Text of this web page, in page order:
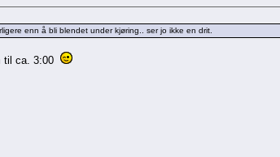
enn å bli blendet under kjøring.. ser jo ikke en drit.
til ca. 3:00